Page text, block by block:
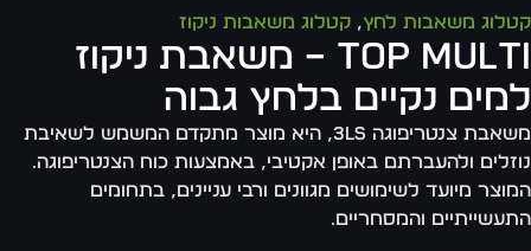
קטלוג משאבות לחץ, קטלוג משאבות ניקוז
TOP MULTI – משאבת ניקוז
למים נקיים בלחץ גבוה
משאבת צנטריפוגה 3LS, היא מוצר מתקדם המשמש לשאיבת
נוזלים ולהעברתם באופן אקטיבי, באמצעות כוח הצנטריפוגה.
המוצר מיועד לשימושים מגוונים ורבי עניינים, בתחומים
התעשייתיים והמסחריים.